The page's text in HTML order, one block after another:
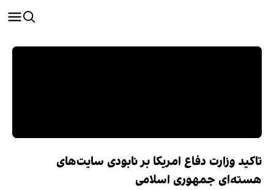
تاکید وزارت دفاع امریکا بر نابودی سایت‌های
هسته‌ای جمهوری اسلامی